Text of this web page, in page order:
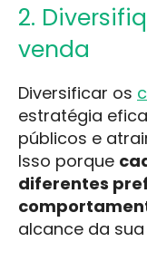
2.
venda
Diversificar os
estratégia
públicos e
Isso porque
diferentes
alcance da